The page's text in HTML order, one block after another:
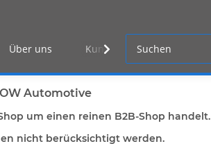
Über uns Kunden Log-in
Automotive
um einen reinen B2B-Shop handelt.
nicht berücksichtigt werden.